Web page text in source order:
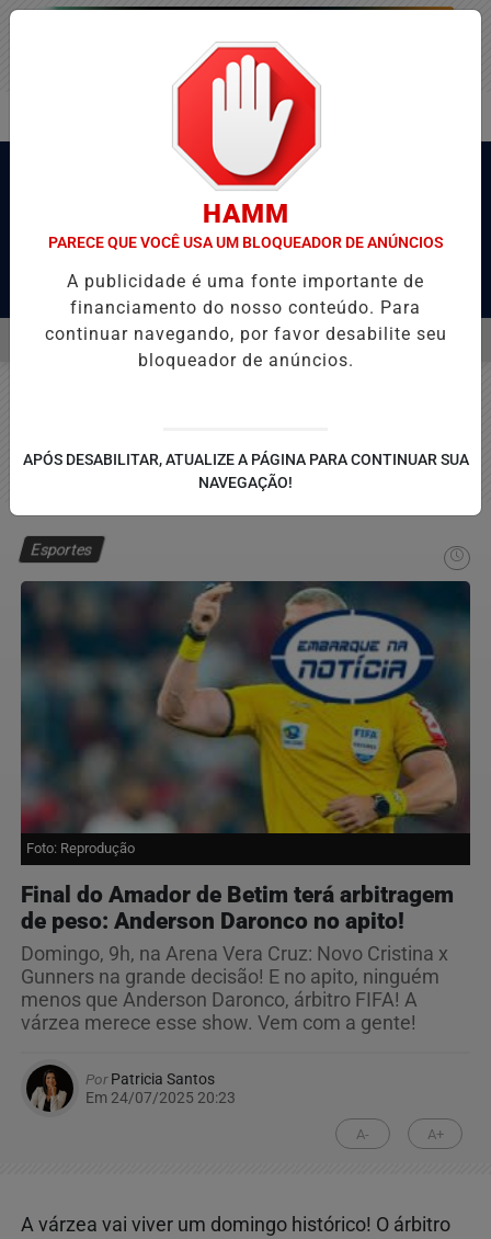
Pesquisar Notícia
MG EMPATA COM O JUVENTUDE E DEIXA VAGA NAS QUARTAS DA
MENU
Esportes
Foto: Reprodução
Final do Amador de Betim terá arbitragem
de peso: Anderson Daronco no apito!
Domingo, 9h, na Arena Vera Cruz: Novo Cristina x
Gunners na grande decisão! E no apito, ninguém
menos que Anderson Daronco, árbitro FIFA! A
várzea merece esse show. Vem com a gente!
PorPatricia Santos
Em 24/07/2025 20:23
A- A+
A várzea vai viver um domingo histórico! O árbitro
HAMM
PARECE QUE VOCÊ USA UM BLOQUEADOR DE ANÚNCIOS
A publicidade é uma fonte importante de
financiamento do nosso conteúdo. Para
continuar navegando, por favor desabilite seu
bloqueador de anúncios.
APÓS DESABILITAR, ATUALIZE A PÁGINA PARA CONTINUAR SUA
NAVEGAÇÃO!